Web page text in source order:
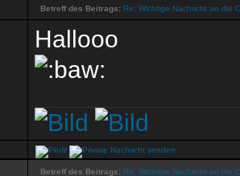
Betreff des Beitrags: Re: Wichtige Nachricht an die
Hallooo
Betreff des Beitrags: Re: Wichtige Nachricht an die